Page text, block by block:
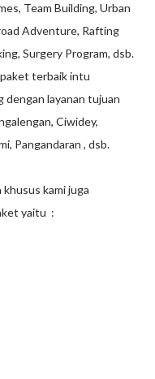
Team Building, Urban
Adventure, Rafting
Surgery Program, dsb.
terbaik intu
layanan tujuan
Ciwidey,
Pangandaran , dsb.
kami juga
yaitu :